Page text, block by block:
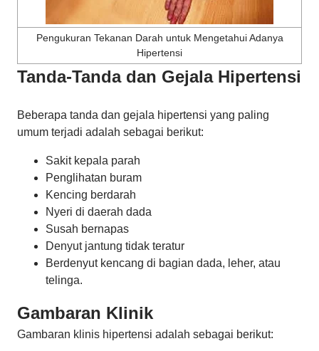
Pengukuran Tekanan Darah untuk Mengetahui Adanya
Hipertensi
Tanda-Tanda dan Gejala Hipertensi
Beberapa tanda dan gejala hipertensi yang paling
umum terjadi adalah sebagai berikut:
Sakit kepala parah
Penglihatan buram
Kencing berdarah
Nyeri di daerah dada
Susah bernapas
Denyut jantung tidak teratur
Berdenyut kencang di bagian dada, leher, atau
telinga.
Gambaran Klinik
Gambaran klinis hipertensi adalah sebagai berikut: